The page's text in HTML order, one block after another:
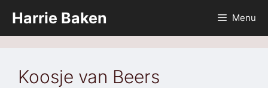
naar
de
Harrie Baken Menu
Koosje van Beers